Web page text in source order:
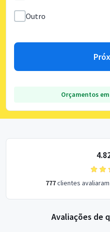
Outro
Orçamentos
777clientes
Avaliações de